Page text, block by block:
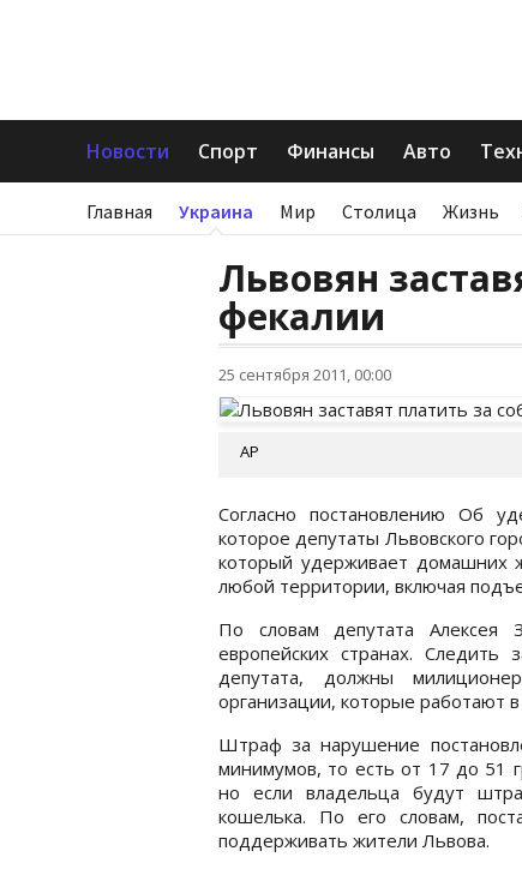
Новости Спорт Финансы Авто
Главная Украина Мир Столица Жизнь
Львовян
фекалии
25 сентября 2011, 00:00
АР
Согласно постановлению Об
которое депутаты Львовского
который удерживает домашних
любой территории, включая
По словам депутата Алексея
европейских странах.
депутата, должны
организации, которые работают
Штраф за нарушение
минимумов, то есть от 17 до 51
но если владельца будут
кошелька. По его словам,
поддерживать жители Львова.